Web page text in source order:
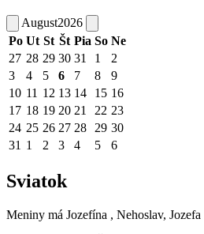
August2026
Po Ut St Št Pia So Ne
27 28 29 30 31 1
2
3
4 5 6 7 8
9
10 11 12 13 14 15 16
17 18 19 20 21 22 23
24 25 26 27 28 29 30
31 1 2 3 4 5 6
Sviatok
Meniny má Jozefína , Nehoslav, Jozefa